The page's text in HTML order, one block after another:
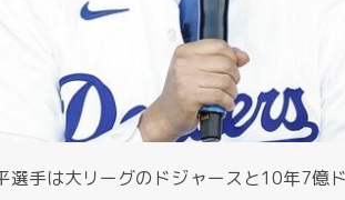
手は大リーグのドジャースと10年7億